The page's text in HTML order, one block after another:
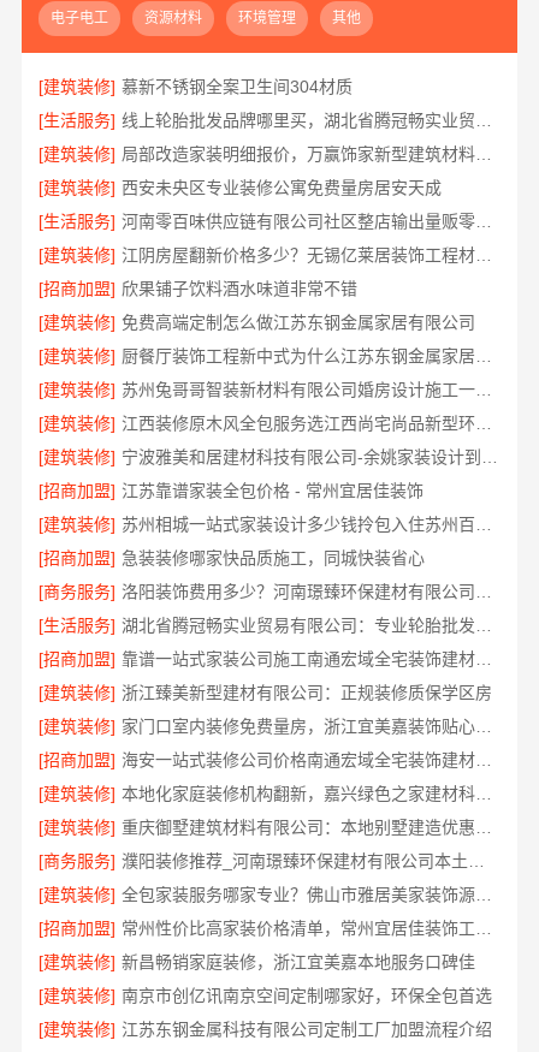
电子电工 资源材料 环境管理 其他
[建筑装修] 慕新不锈钢全案卫生间304材质
[生活服务]
[建筑装修]
局部改造家装明细报价，万赢饰家新型建筑材料有限公司精准核算
[建筑装修] 西安未央区专业装修公寓免费量房居安天成
[生活服务]
河南零百味供应链有限公司社区整店输出量贩零食适配全场景
[建筑装修]
江阴房屋翻新价格多少？无锡亿莱居装饰工程材料有限公司全流程品控
[招商加盟] 欣果铺子饮料酒水味道非常不错
[建筑装修] 免费高端定制怎么做江苏东钢金属家居有限公司
[建筑装修]
[建筑装修]
苏州兔哥哥智装新材料有限公司婚房设计施工一体化
[建筑装修]
江西装修原木风全包服务选江西尚宅尚品新型环保材料有限公司
[建筑装修]
[招商加盟] 江苏靠谱家装全包价格 - 常州宜居佳装饰
[建筑装修]
[招商加盟] 急装装修哪家快品质施工，同城快装省心
[商务服务]
[生活服务]
[招商加盟]
靠谱一站式家装公司施工南通宏域全宅装饰建材有限公司
[建筑装修] 浙江臻美新型建材有限公司：正规装修质保学区房
[建筑装修]
家门口室内装修免费量房，浙江宜美嘉装饰贴心服务
[招商加盟]
海安一站式装修公司价格南通宏域全宅装饰建材有限公司预算
[建筑装修]
本地化家庭装修机构翻新，嘉兴绿色之家建材科技有限公司
[建筑装修]
[商务服务]
[建筑装修]
全包家装服务哪家专业？佛山市雅居美家装饰源头工厂直供服务
[招商加盟]
[建筑装修] 新昌畅销家庭装修，浙江宜美嘉本地服务口碑佳
[建筑装修] 南京市创亿讯南京空间定制哪家好，环保全包首选
[建筑装修] 江苏东钢金属科技有限公司定制工厂加盟流程介绍